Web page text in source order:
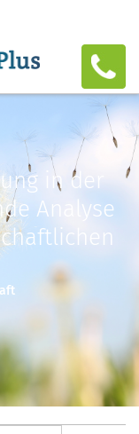
in der
Analyse